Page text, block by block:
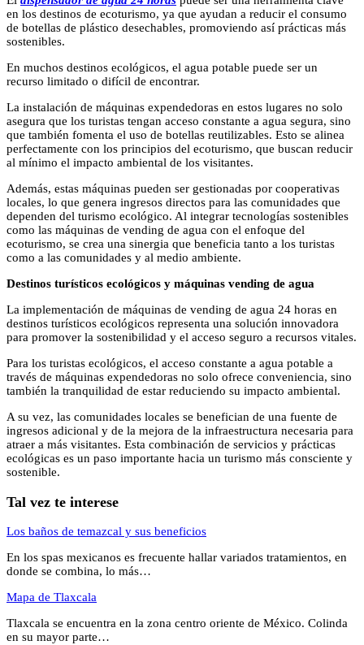
en los destinos de ecoturismo, ya que ayudan a reducir el consumo
de botellas de plástico desechables, promoviendo así prácticas más
sostenibles.
En muchos destinos ecológicos, el agua potable puede ser un
recurso limitado o difícil de encontrar.
La instalación de máquinas expendedoras en estos lugares no solo
asegura que los turistas tengan acceso constante a agua segura, sino
que también fomenta el uso de botellas reutilizables. Esto se alinea
perfectamente con los principios del ecoturismo, que buscan reducir
al mínimo el impacto ambiental de los visitantes.
Además, estas máquinas pueden ser gestionadas por cooperativas
locales, lo que genera ingresos directos para las comunidades que
dependen del turismo ecológico. Al integrar tecnologías sostenibles
como las máquinas de vending de agua con el enfoque del
ecoturismo, se crea una sinergia que beneficia tanto a los turistas
como a las comunidades y al medio ambiente.
Destinos turísticos ecológicos y máquinas vending de agua
La implementación de máquinas de vending de agua 24 horas en
destinos turísticos ecológicos representa una solución innovadora
para promover la sostenibilidad y el acceso seguro a recursos vitales.
Para los turistas ecológicos, el acceso constante a agua potable a
través de máquinas expendedoras no solo ofrece conveniencia, sino
también la tranquilidad de estar reduciendo su impacto ambiental.
A su vez, las comunidades locales se benefician de una fuente de
ingresos adicional y de la mejora de la infraestructura necesaria para
atraer a más visitantes. Esta combinación de servicios y prácticas
ecológicas es un paso importante hacia un turismo más consciente y
sostenible.
Tal vez te interese
Los baños de temazcal y sus beneficios
En los spas mexicanos es frecuente hallar variados tratamientos, en
donde se combina, lo más…
Mapa de Tlaxcala
Tlaxcala se encuentra en la zona centro oriente de México. Colinda
en su mayor parte…